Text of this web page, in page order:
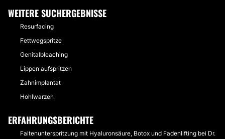
WEITERE SUCHERGEBNISSE
Resurfacing
Fettwegspritze
Genitalbleaching
Lippen aufspritzen
Zahnimplantat
Hohlwarzen
ERFAHRUNGSBERICHTE
Faltenunterspritzung mit Hyaluronsäure, Botox und Fadenlifting bei Dr.